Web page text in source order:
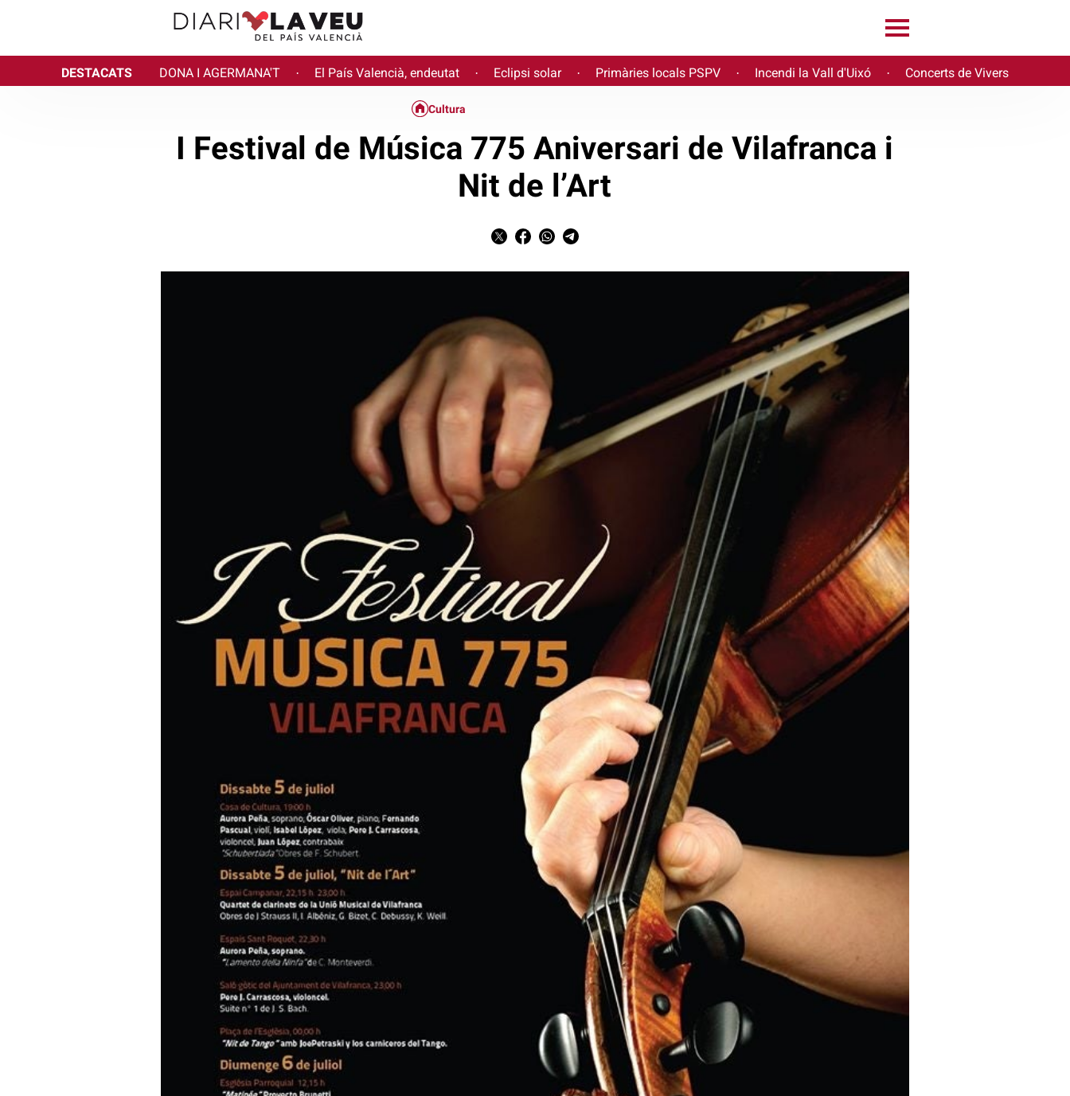
DESTACATS DONA I AGERMANA'T · El País Valencià, endeutat · Eclipsi solar · Primàries locals PSPV · Incendi la Vall d'Uixó · Concerts de Vivers
Cultura
I Festival de Música 775 Aniversari de Vilafranca i
Nit de l’Art
05/07/2014 07:00
Dissabte 5 de juliol.
Aurora Peña, soprano; Óscar Oliver, piano; Fernando Pascual, violí; Isabel López, viola; Pere J. Carrascosa,
violoncel; Juan López, contrabaix.
“Schubertiada” Obres de F. Schubert.
Espai Campanar, 22:15 h. i 23:00 h.